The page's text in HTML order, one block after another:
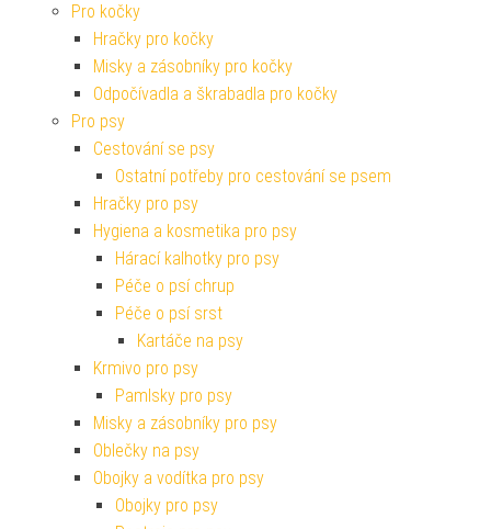
Pro kočky
Hračky pro kočky
Misky a zásobníky pro kočky
Odpočívadla a škrabadla pro kočky
Pro psy
Cestování se psy
Ostatní potřeby pro cestování se psem
Hračky pro psy
Hygiena a kosmetika pro psy
Hárací kalhotky pro psy
Péče o psí chrup
Péče o psí srst
Kartáče na psy
Krmivo pro psy
Pamlsky pro psy
Misky a zásobníky pro psy
Oblečky na psy
Obojky a vodítka pro psy
Obojky pro psy